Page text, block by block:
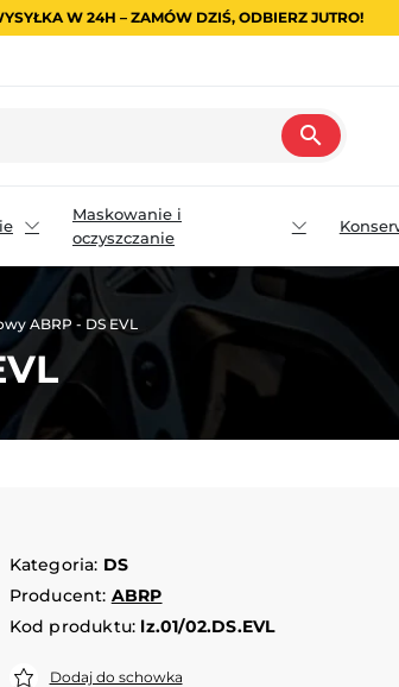
W 24H – ZAMÓW DZIŚ, ODBIERZ JUTRO!
search
Maskowanie i
oczyszczanie
ABRP - DS EVL
Kategoria: DS
Producent: ABRP
Kod produktu: lz.01/02.DS.EVL
Dodaj do schowka